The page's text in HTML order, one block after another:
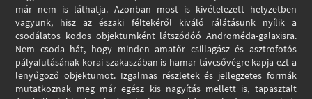
már nem is láthatja. Azonban most is kivételezett helyzetben
vagyunk, hisz az északi féltekéről kiváló rálátásunk nyílik a
csodálatos ködös objektumként látszódóó Androméda-galaxisra.
Nem csoda hát, hogy minden amatőr csillagász és asztrofotós
pályafutásának korai szakaszában is hamar távcsővégre kapja ezt a
lenyűgöző objektumot. Izgalmas részletek és jellegzetes formák
mutatkoznak meg már egész kis nagyítás mellett is, tapasztalt